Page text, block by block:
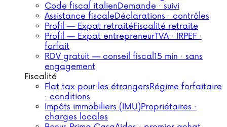
Code fiscal italienDemande · suivi
Assistance fiscaleDéclarations · contrôles
Profil — Expat retraitéFiscalité retraite
Profil — Expat entrepreneurTVA · IRPEF ·
forfait
RDV gratuit — conseil fiscal15 min · sans
engagement
Fiscalité
Flat tax pour les étrangersRégime forfaitaire
· conditions
Impôts immobiliers (IMU)Propriétaires ·
charges locales